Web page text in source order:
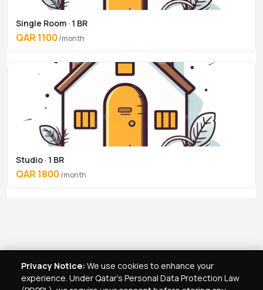
Single Room · 1 BR
QAR 1100 /month
Studio · 1 BR
QAR 1800 /month
Privacy Notice: We use cookies to enhance your
experience. Under Qatar's Personal Data Protection Law